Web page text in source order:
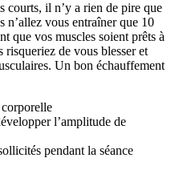
courts, il n’y a rien de pire que
n’allez vous entraîner que 10
que vos muscles soient prêts à
de vous blesser et
Un bon échauffement
l’amplitude de
pendant la séance